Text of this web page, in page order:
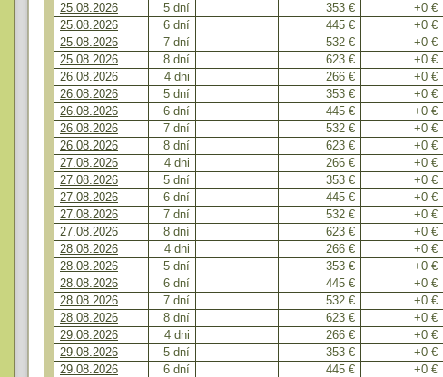
25.08.2026
5 dní 353 €
+0 €
25.08.2026
6 dní 445 €
+0 €
25.08.2026
7 dní 532 €
+0 €
25.08.2026
8 dní 623 €
+0 €
26.08.2026
4 dni 266 €
+0 €
26.08.2026
5 dní 353 €
+0 €
26.08.2026
6 dní 445 €
+0 €
26.08.2026
7 dní 532 €
+0 €
26.08.2026
8 dní 623 €
+0 €
27.08.2026
4 dni 266 €
+0 €
27.08.2026
5 dní 353 €
+0 €
27.08.2026
6 dní 445 €
+0 €
27.08.2026
7 dní 532 €
+0 €
27.08.2026
8 dní 623 €
+0 €
28.08.2026
4 dni 266 €
+0 €
28.08.2026
5 dní 353 €
+0 €
28.08.2026
6 dní 445 €
+0 €
28.08.2026
7 dní 532 €
+0 €
28.08.2026
8 dní 623 €
+0 €
29.08.2026
4 dni 266 €
+0 €
29.08.2026
5 dní 353 €
+0 €
29.08.2026
6 dní 445 €
+0 €